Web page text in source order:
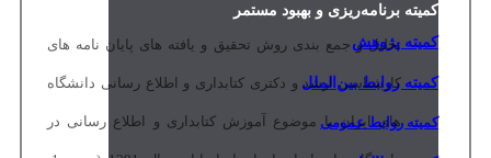
کمیته برنامه‌ریزی و بهبود مستمر
کمیته پژوهش
کمیته روابط بین‌الملل
کمیته روابط عمومی
تحلیل و جمع بندی روش تحقیق و یافته های پایان نامه های
کارشناسی ارشد و دکتری کتابداری و اطلاع رسانی دانشگاه
های ایران با موضوع آموزش کتابداری و اطلاع رسانی در